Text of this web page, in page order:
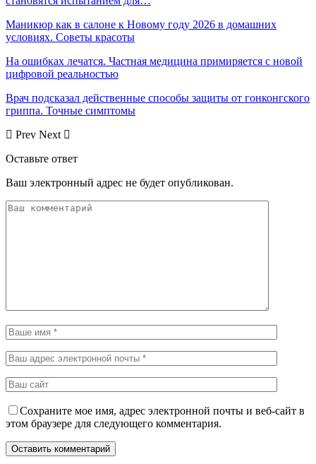
Маникюр как в салоне к Новому году 2026 в домашних
условиях. Советы красоты
На ошибках лечатся. Частная медицина примиряется с новой
цифровой реальностью
Врач подсказал действенные способы защиты от гонконгского
гриппа. Точные симптомы
Prev Next
Оставьте ответ
Ваш электронный адрес не будет опубликован.
Сохраните мое имя, адрес электронной почты и веб-сайт в
этом браузере для следующего комментария.